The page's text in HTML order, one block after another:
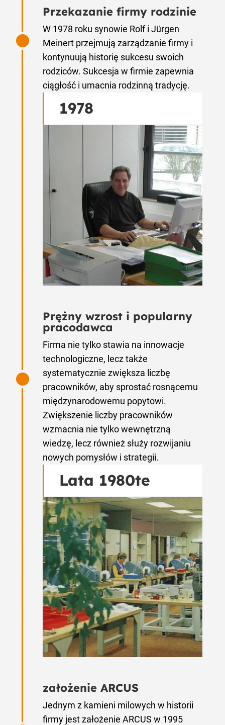
Przekazanie firmy rodzinie
W 1978 roku synowie Rolf i Jürgen
Meinert przejmują zarządzanie firmy i
kontynuują historię sukcesu swoich
rodziców. Sukcesja w firmie zapewnia
ciągłość i umacnia rodzinną tradycję.
1978
Prężny wzrost i popularny
pracodawca
Firma nie tylko stawia na innowacje
technologiczne, lecz także
systematycznie zwiększa liczbę
pracowników, aby sprostać rosnącemu
międzynarodowemu popytowi.
Zwiększenie liczby pracowników
wzmacnia nie tylko wewnętrzną
wiedzę, lecz również służy rozwijaniu
nowych pomysłów i strategii.
Lata 1980te
założenie ARCUS
Jednym z kamieni milowych w historii
firmy jest założenie ARCUS w 1995